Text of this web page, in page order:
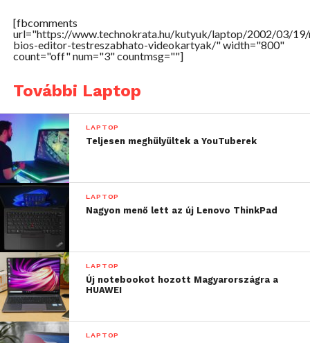
[fbcomments
url="https://www.technokrata.hu/kutyuk/laptop/2002/03/
bios-editor-testreszabhato-videokartyak/" width="800"
count="off" num="3" countmsg=""]
További Laptop
LAPTOP
Teljesen meghülyültek a YouTuberek
LAPTOP
Nagyon menő lett az új Lenovo ThinkPad
LAPTOP
Új notebookot hozott Magyarországra a
HUAWEI
LAPTOP